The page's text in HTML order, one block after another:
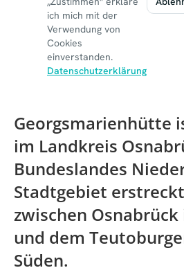
Georgsmarienhütte
im Landkreis
Bundeslandes
Stadtgebiet
zwischen
und dem
Süden.